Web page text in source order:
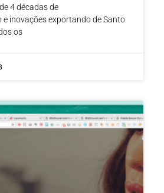
4 décadas de
e inovações exportando de Santo
os